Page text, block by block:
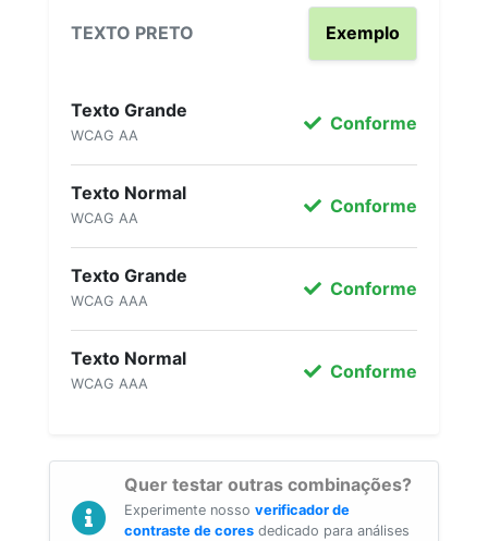
TEXTO PRETO Exemplo
Texto Grande
WCAG AA
Conforme
Texto Normal
WCAG AA
Conforme
Texto Grande
WCAG AAA
Conforme
Texto Normal
WCAG AAA
Conforme
Quer testar outras combinações?
Experimente nosso verificador de
contraste de cores dedicado para análises